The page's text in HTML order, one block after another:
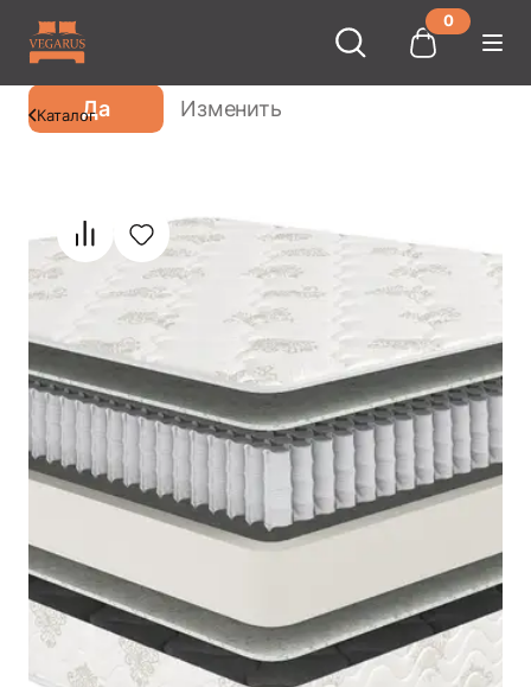
0
Ваш город
Да Изменить
Каталог